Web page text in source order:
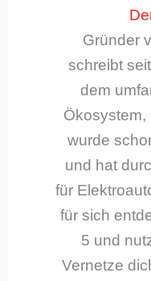
Gründer
schreibt
dem
Ökosystem,
wurde
und hat
für
für sich
5 und
Vernetze